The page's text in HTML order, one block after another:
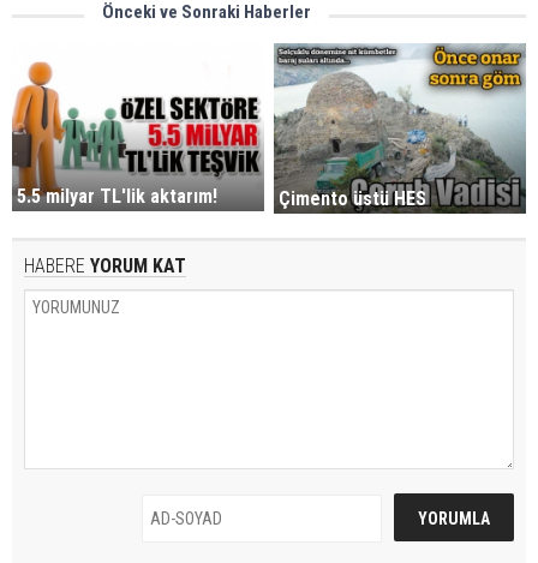
Önceki ve Sonraki Haberler
5.5 milyar TL'lik aktarım! Çimento üstü HES
HABERE YORUM KAT